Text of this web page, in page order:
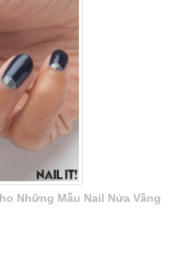
Những Mẫu Nail Nửa Vầng